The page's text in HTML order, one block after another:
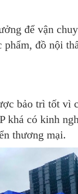
để vận
phẩm, đồ nội
bảo trì tốt vì
khá có kinh
thương mại.